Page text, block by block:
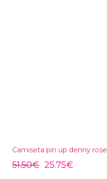
Camiseta pin up denny rose
51.50€ 25.75€